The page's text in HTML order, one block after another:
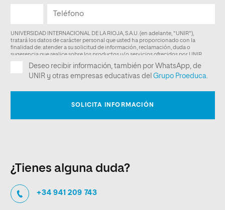
¿Tienes alguna duda?
+34 941 209 743